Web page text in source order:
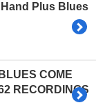
Plus Blues
COME
RECORDINGS